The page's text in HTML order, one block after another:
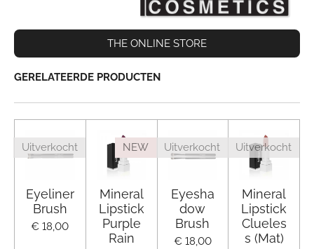
THE ONLINE STORE
GERELATEERDE PRODUCTEN
Uitverkocht
Eyeliner
Brush
€ 18,00
NEW
Mineral
Lipstick
Purple
Rain
Uitverkocht
Eyesha
dow
Brush
€ 18,00
Uitverkocht
Mineral
Lipstick
Clueles
s (Mat)